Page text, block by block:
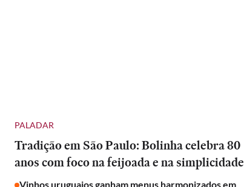
PALADAR
Tradição em São Paulo: Bolinha celebra 80
anos com foco na feijoada e na simplicidade
Vinhos uruguaios ganham menus harmonizados em